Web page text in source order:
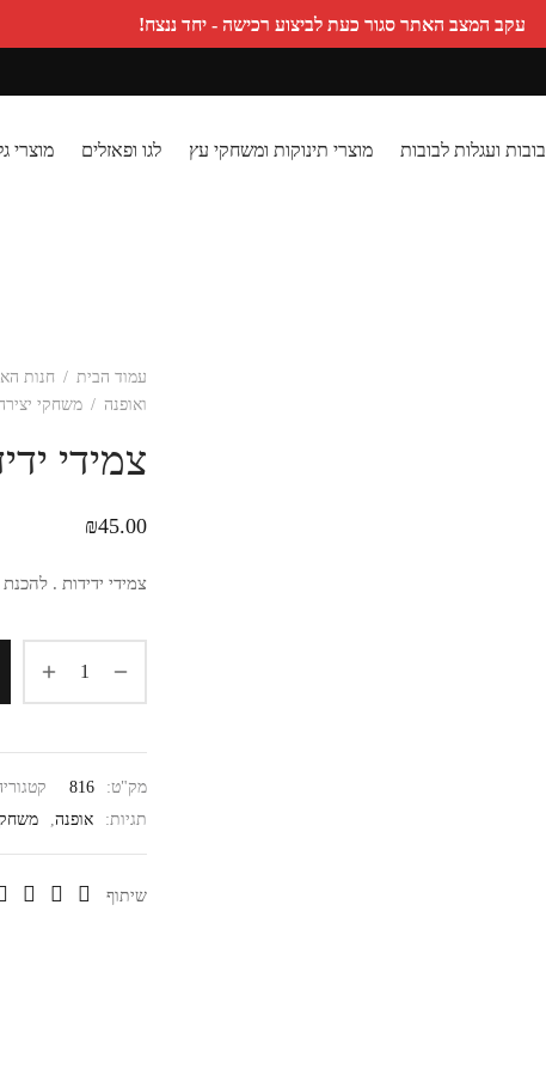
עקב המצב האתר סגור כעת לביצוע רכישה - יחד ננצח!
בובות ועגלות לבובות מוצרי תינוקות ומשחקי עץ לגו ופאזלים מוצרי
עמוד הבית / חנות
ואופנה / משחקי
צמידי
₪45.00
צמידי ידידות . להכנת 8 צמידים + 4 צ'ארמס מדליקים
מק"ט: 816
תגיות:
אופנה
שיתוף